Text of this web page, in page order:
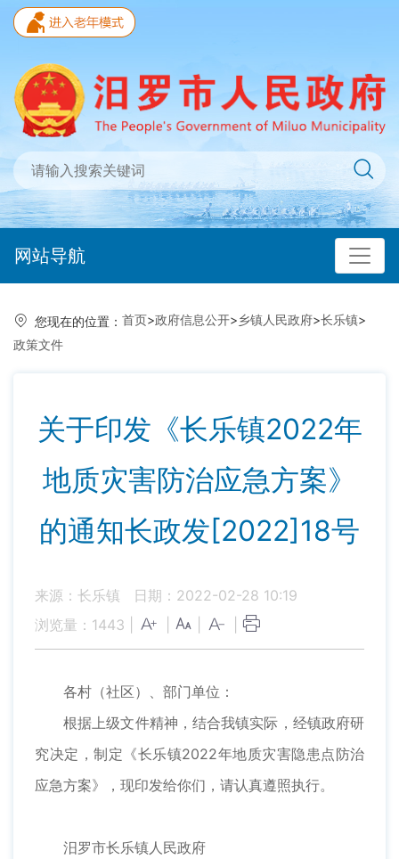
网站导航
您现在的位置： 首页>政府信息公开>乡镇人民政府>长乐镇>
政策文件
关于印发《长乐镇2022年
地质灾害防治应急方案》
的通知长政发[2022]18号
来源：长乐镇
日期：2022-02-28 10:19
浏览量： 1443
各村（社区）、部门单位：
根据上级文件精神，结合我镇实际，经镇政府研
究决定，制定《长乐镇2022年地质灾害隐患点防治
应急方案》，现印发给你们，请认真遵照执行。
汨罗市长乐镇人民政府